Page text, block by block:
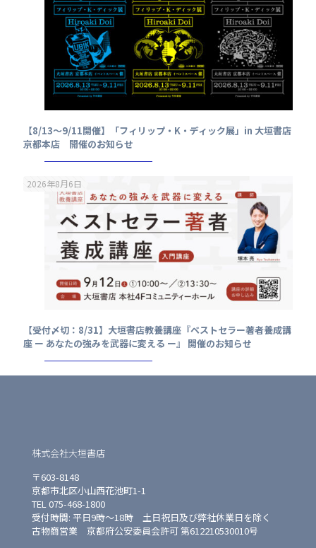
【8/13～9/11開催】「フィリップ・K・ディック展」in 大垣書店
京都本店 開催のお知らせ
2026年8月6日
【受付〆切：8/31】大垣書店教養講座『ベストセラー著者養成講
座 ー あなたの強みを武器に変える ー』 開催のお知らせ
株式会社大垣書店
〒603-8148
京都市北区小山西花池町1-1
TEL 075-468-1800
受付時間: 平日9時〜18時 土日祝日及び弊社休業日を除く
古物商営業 京都府公安委員会許可 第612210530010号